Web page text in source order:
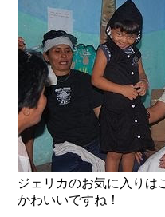
ジェリカのお気に入りは
かわいいですね！